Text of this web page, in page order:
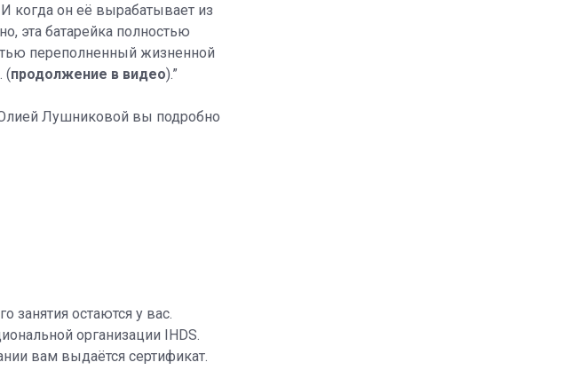
когда он её вырабатывает из
эта батарейка полностью
переполненный жизненной
(продолжение в видео).”
Лушниковой вы подробно
занятия остаются у вас.
организации IHDS.
вам выдаётся сертификат.